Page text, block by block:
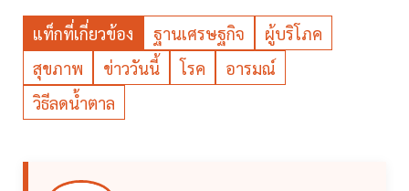
แท็กที่เกี่ยวข้อง ฐานเศรษฐกิจ
ผู้บริโภค
สุขภาพ
ข่าววันนี้ โรค
อารมณ์
วิธีลดน้ำตาล